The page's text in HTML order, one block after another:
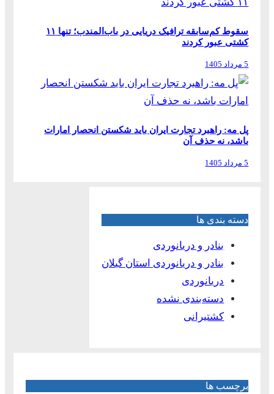
سقوط کم‌سابقه ترافیک دریایی در باب‌المندب؛ تنها ۱۱
کشتی عبور کردند
5 مرداد 1405
پل مه: راهبرد تجارت ایران باید شکستن انحصار امارات
باشد، نه حذف آن
5 مرداد 1405
دسته بندی ها
بنادر و دریانوردی
بنادر و دریانوردی استان گیلان
دریانوردی
دسته‌بندی نشده
کشتیرانی
برچسب ها